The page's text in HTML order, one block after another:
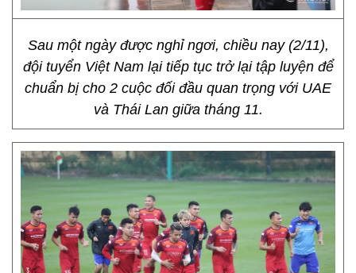
Sau một ngày được nghỉ ngơi, chiều nay (2/11),
đội tuyển Việt Nam lại tiếp tục trở lại tập luyện để
chuẩn bị cho 2 cuộc đối đầu quan trọng với UAE
và Thái Lan giữa tháng 11.